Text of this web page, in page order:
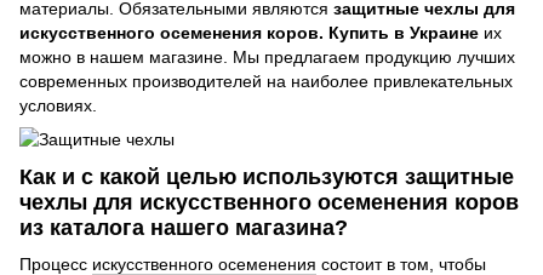
материалы. Обязательными являются защитные чехлы для
искусственного осеменения коров. Купить в Украине их
можно в нашем магазине. Мы предлагаем продукцию лучших
современных производителей на наиболее привлекательных
условиях.
Как и с какой целью используются защитные
чехлы для искусственного осеменения коров
из каталога нашего магазина?
Процесс искусственного осеменения состоит в том, чтобы